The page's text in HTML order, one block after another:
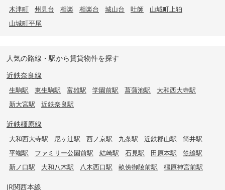
木津町
州見台 相楽 相楽台 城山台 吐師
山城町上狛
山城町平尾
人気の路線・駅から賃貸物件を探す
近鉄奈良線
生駒駅 東生駒駅 富雄駅 学園前駅 菖蒲池駅
大和西大寺駅
新大宮駅
近鉄奈良駅
近鉄橿原線
大和西大寺駅 尼ヶ辻駅 西ノ京駅 九条駅 近鉄郡山駅
筒井駅
平端駅
ファミリー公園前駅 結崎駅 石見駅 田原本駅
笠縫駅
新ノ口駅
大和八木駅 八木西口駅 畝傍御陵前駅 橿原神宮前駅
JR関西本線